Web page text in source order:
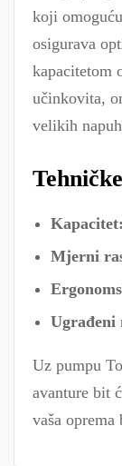
koji
osigurava
kapacitetom
učinkovita,
velikih
Kapacitet:
Mjerni
Ugrađeni
Uz pumpu
avanture bit
vaša